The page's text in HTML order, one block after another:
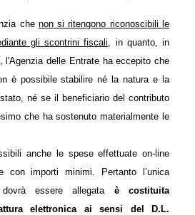
che non si ritengono riconoscibili le
gli scontrini fiscali , in quanto, in
l'Agenzia delle Entrate ha eccepito che
è possibile stabilire né la natura e la
né se il beneficiario del contributo
che ha sostenuto materialmente le
anche le spese effettuate on-line
con importi minimi. Pertanto l’unica
dovrà essere allegata è costituita
elettronica ai sensi del D.L.